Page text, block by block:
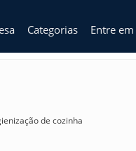
Categorias Entre
de cozinha